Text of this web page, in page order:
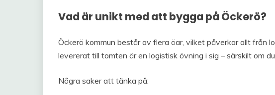
Vad är unikt med att bygga på Öckerö?
Öckerö kommun består av flera öar, vilket påverkar allt från
levererat till tomten är en logistisk övning i sig – särskilt om
Några saker att tänka på: